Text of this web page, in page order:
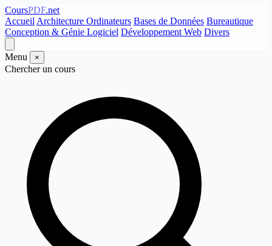
CoursPDF.net
Accueil Architecture Ordinateurs Bases de Données Bureautique
Conception & Génie Logiciel Développement Web Divers
Menu ×
Chercher un cours